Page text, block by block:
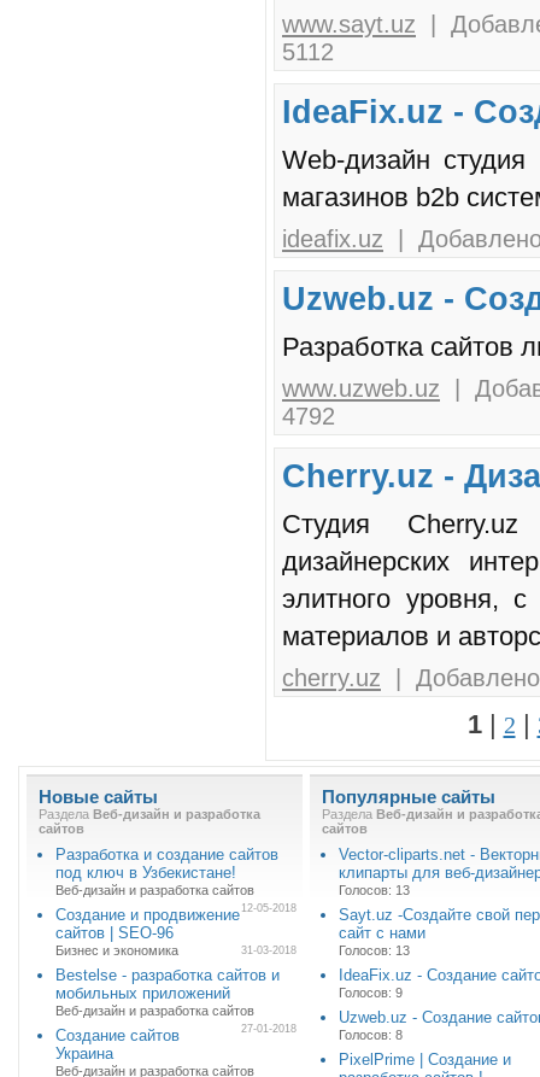
www.sayt.uz |
5112
IdeaFix.uz -
Web-дизайн
магазинов b2b
ideafix.uz |
Uzweb.uz -
Разработка сайтов
www.uzweb.uz |
4792
Cherry.uz -
Студия
дизайнерских
элитного уровня,
материалов и
cherry.uz |
1| 2 |
Новые сайты
Раздела Веб-дизайн и разработка
сайтов
Разработка и создание сайтов
под ключ в Узбекистане!
Веб-дизайн и разработка сайтов
12-05-2018
Создание и продвижение
сайтов | SEO-96
Бизнес и экономика 31-03-2018
Bestelse - разработка сайтов и
мобильных приложений
Веб-дизайн и разработка сайтов
27-01-2018
Создание сайтов
Украина
Веб-дизайн и разработка сайтов
Популярные сайты
Раздела Веб-дизайн и
сайтов
Vector-cliparts.net -
клипарты для веб-
Голосов: 13
Sayt.uz -Создайте свой
сайт с нами
Голосов: 13
IdeaFix.uz - Cоздание
Голосов: 9
Uzweb.uz - Создание
Голосов: 8
PixelPrime | Создание и